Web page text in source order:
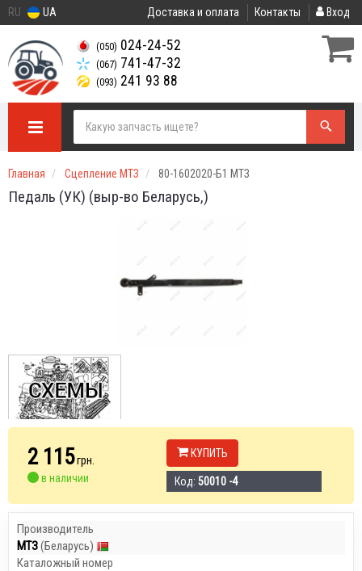
RU UA Доставка и оплата Контакты Вход
(050) 024-24-52
(067) 741-47-32
(093) 241 93 88
Главная Сцепление МТЗ 80-1602020-Б1 МТЗ
Педаль (УК) (выр-во Беларусь,)
2 115грн.
в наличии
КУПИТЬ
Код: 50010 -4
Производитель
МТЗ(Беларусь)
Каталожный номер